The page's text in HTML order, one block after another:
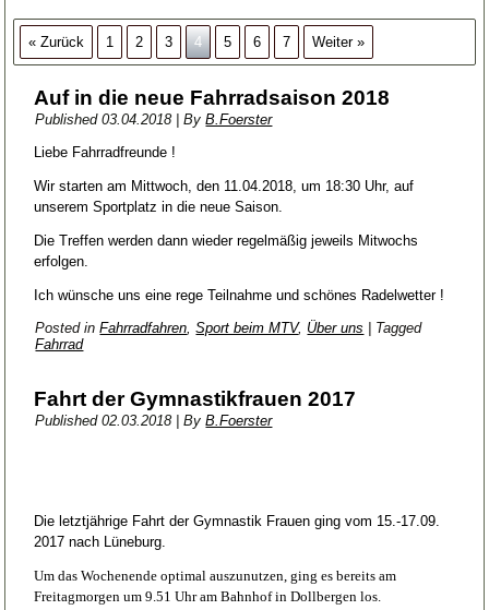
« Zurück 1 2 3 4 5 6 7 Weiter »
Auf in die neue Fahrradsaison 2018
Published 03.04.2018 |By B.Foerster
Liebe Fahrradfreunde !
Wir starten am Mittwoch, den 11.04.2018, um 18:30 Uhr, auf
unserem Sportplatz in die neue Saison.
Die Treffen werden dann wieder regelmäßig jeweils Mitwochs
erfolgen.
Ich wünsche uns eine rege Teilnahme und schönes Radelwetter !
Posted in Fahrradfahren,Sport beim MTV, Über uns
Tagged
Fahrrad
Fahrt der Gymnastikfrauen 2017
Published 02.03.2018 |By B.Foerster
Die letztjährige Fahrt der Gymnastik Frauen ging vom 15.-17.09.
2017 nach Lüneburg.
Um das Wochenende optimal auszunutzen, ging es bereits am
Freitagmorgen um 9.51 Uhr am Bahnhof in Dollbergen los.